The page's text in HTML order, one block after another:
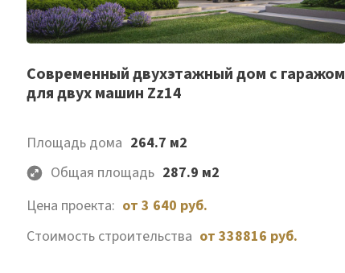
Список
желаемого
Современный двухэтажный дом с гаражом
для двух машин Zz14
Площадь дома 264.7 м2
Общая площадь 287.9 м2
Цена проекта: от 3 640 руб.
Стоимость строительства от 338816 руб.